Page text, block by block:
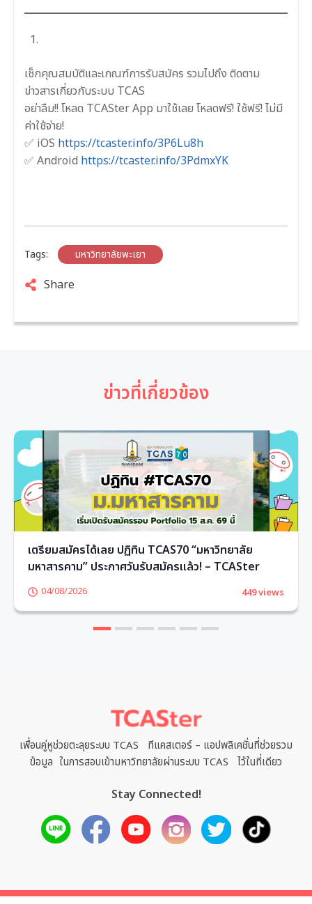
เช็กคุณสมบัติและเกณฑ์การรับสมัคร รวมไปถึง ติดตาม
ข่าวสารเกี่ยวกับระบบ TCAS
อย่าลืม!! โหลด TCASter App มาใช้เลย โหลดฟรี! ใช้ฟรี! ไม่มี
ค่าใช้จ่าย!
✅ iOS https://tcaster.info/3P6Lu8h
✅ Android https://tcaster.info/3PdmxYK
Tags: มหาวิทยาลัยพะเยา
Share
ข่าวที่เกี่ยวข้อง
เตรียมสมัครได้เลย ปฏิทิน TCAS70 “มหาวิทยาลัย
มหาสารคาม” ประกาศวันรับสมัครแล้ว! – TCASter
04/08/2026 449 views
3 4 5 6
เพื่อนคู่หูช่วยตะลุยระบบ TCAS ทีแคสเตอร์ – แอปพลิเคชั่นที่ช่วยรวม
ข้อมูล ในการสอบเข้ามหาวิทยาลัยผ่านระบบ TCAS ไว้ในที่เดียว
Stay Connected!